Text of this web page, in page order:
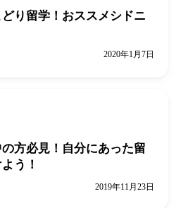
り留学！おススメシドニ
2020年1月7日
方必見！自分にあった留
う！
2019年11月23日